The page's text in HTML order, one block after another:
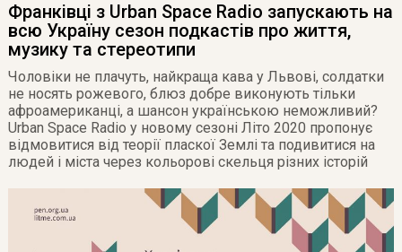
Франківці з Urban Space Radio запускають на
всю Україну сезон подкастів про життя,
музику та стереотипи
Чоловіки не плачуть, найкраща кава у Львові, солдатки
не носять рожевого, блюз добре виконують тільки
афроамериканці, а шансон українською неможливий?
Urban Space Radio у новому сезоні Літо 2020 пропонує
відмовитися від теорії пласкої Землі та подивитися на
людей і міста через кольорові скельця різних історій